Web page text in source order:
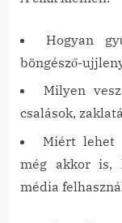
Hogyan
böngésző-
Milyen
csalások,
Miért lehet
még akkor is,
média